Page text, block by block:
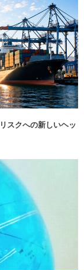
スクへの新しいヘッ